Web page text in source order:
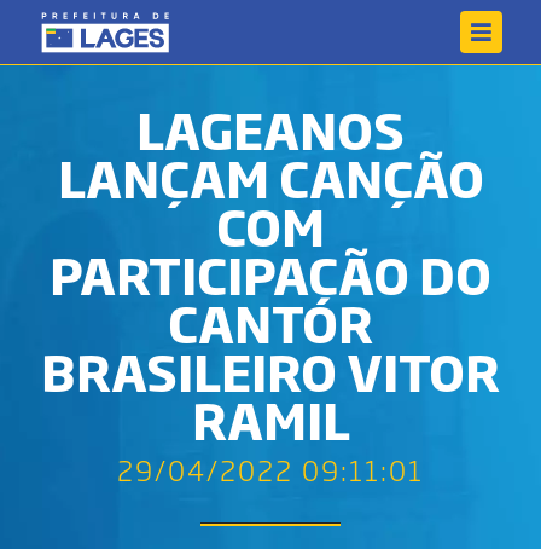
LAGEANOS
LANÇAM CANÇÃO
COM
PARTICIPAÇÃO DO
CANTOR
BRASILEIRO VITOR
RAMIL
29/04/2022 09:11:01